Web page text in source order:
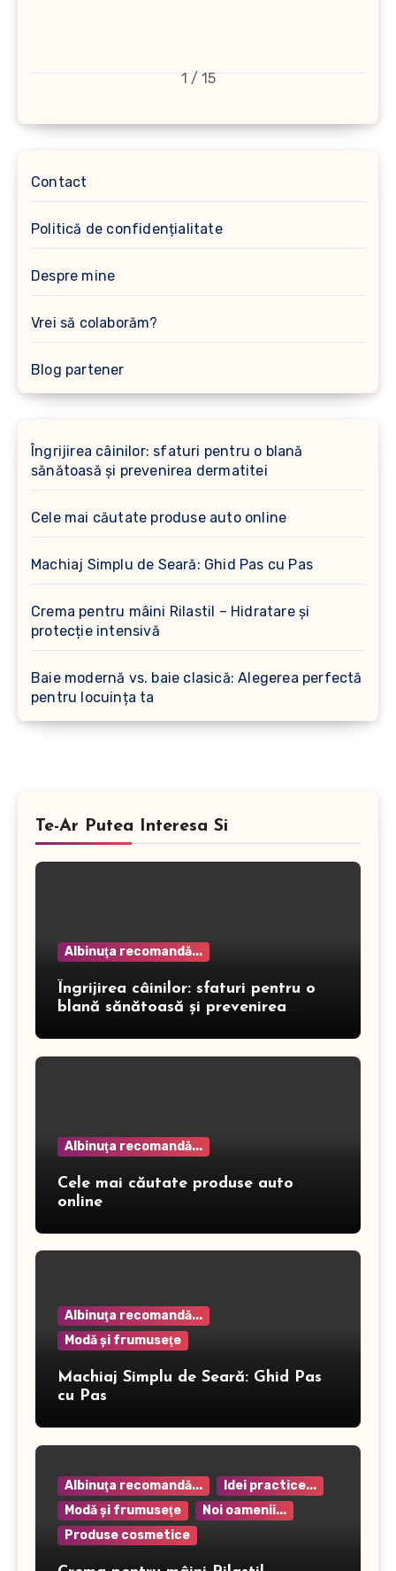
1 / 15
Contact
Politică de confidențialitate
Despre mine
Vrei să colaborăm?
Blog partener
Îngrijirea câinilor: sfaturi pentru o blană
sănătoasă și prevenirea dermatitei
Cele mai căutate produse auto online
Machiaj Simplu de Seară: Ghid Pas cu Pas
Crema pentru mâini Rilastil – Hidratare și
protecție intensivă
Baie modernă vs. baie clasică: Alegerea perfectă
pentru locuința ta
Te-Ar Putea Interesa Si
Albinuţa recomandă...
Îngrijirea câinilor: sfaturi pentru o
blană sănătoasă și prevenirea
Albinuţa recomandă...
Cele mai căutate produse auto
online
Albinuţa recomandă...
Modă şi frumuseţe
Machiaj Simplu de Seară: Ghid Pas
cu Pas
Albinuţa recomandă...
Idei practice...
Modă şi frumuseţe
Noi oamenii...
Produse cosmetice